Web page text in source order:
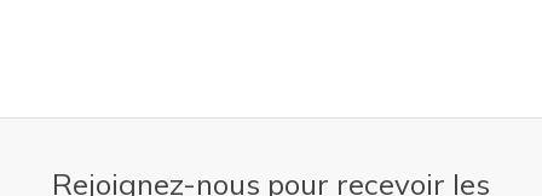
Rejoignez-nous pour recevoir les